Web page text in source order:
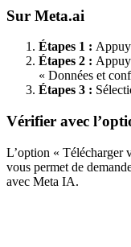
Sur Meta.ai
Étapes 1 :
Étapes 2 :
« Données et
Étapes 3 :
Vérifier avec
L’option « Télécharger
vous permet de
avec Meta IA.